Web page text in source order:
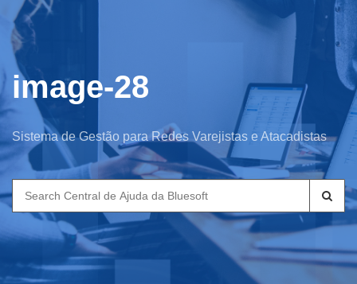
image-28
Sistema de Gestão para Redes Varejistas e Atacadistas
Search
for: